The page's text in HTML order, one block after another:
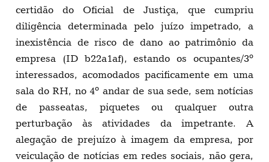
certidão do Oficial de Justiça, que cumpriu
diligência determinada pelo juízo impetrado, a
inexistência de risco de dano ao patrimônio da
empresa (ID b22a1af), estando os ocupantes/3º
interessados, acomodados pacificamente em uma
sala do RH, no 4º andar de sua sede, sem notícias
de passeatas, piquetes ou qualquer outra
perturbação às atividades da impetrante. A
alegação de prejuízo à imagem da empresa, por
veiculação de notícias em redes sociais, não gera,